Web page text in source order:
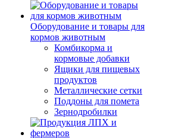
Оборудование и товары для
кормов животным
Комбикорма и
кормовые добавки
Ящики для пищевых
продуктов
Металлические сетки
Поддоны для помета
Зернодробилки